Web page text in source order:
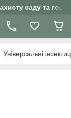
саду та
Універсальні